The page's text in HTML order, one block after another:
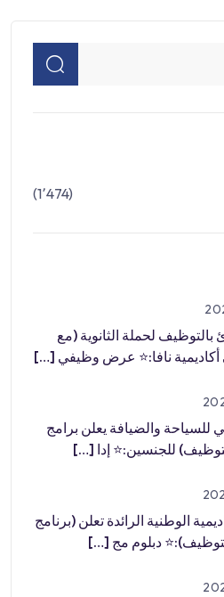
(1٬474)
لحملة الثانوية (مع
نافا:⭐️ عرض وظيفي […]
للسياحة والضيافة يعلن برامج
للجنسين:⭐️ إدا […]
الوطنية الرائدة تعلن (برنامج
دبلوم مج […]